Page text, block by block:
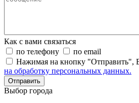
Как с вами связаться
по телефону
по email
Нажимая на кнопку "Отправить",
на обработку персональных данных.
Отправить
Выбор города